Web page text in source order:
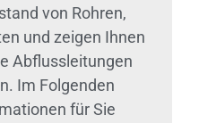
von Rohren,
und zeigen Ihnen
Abflussleitungen
Im Folgenden
für Sie